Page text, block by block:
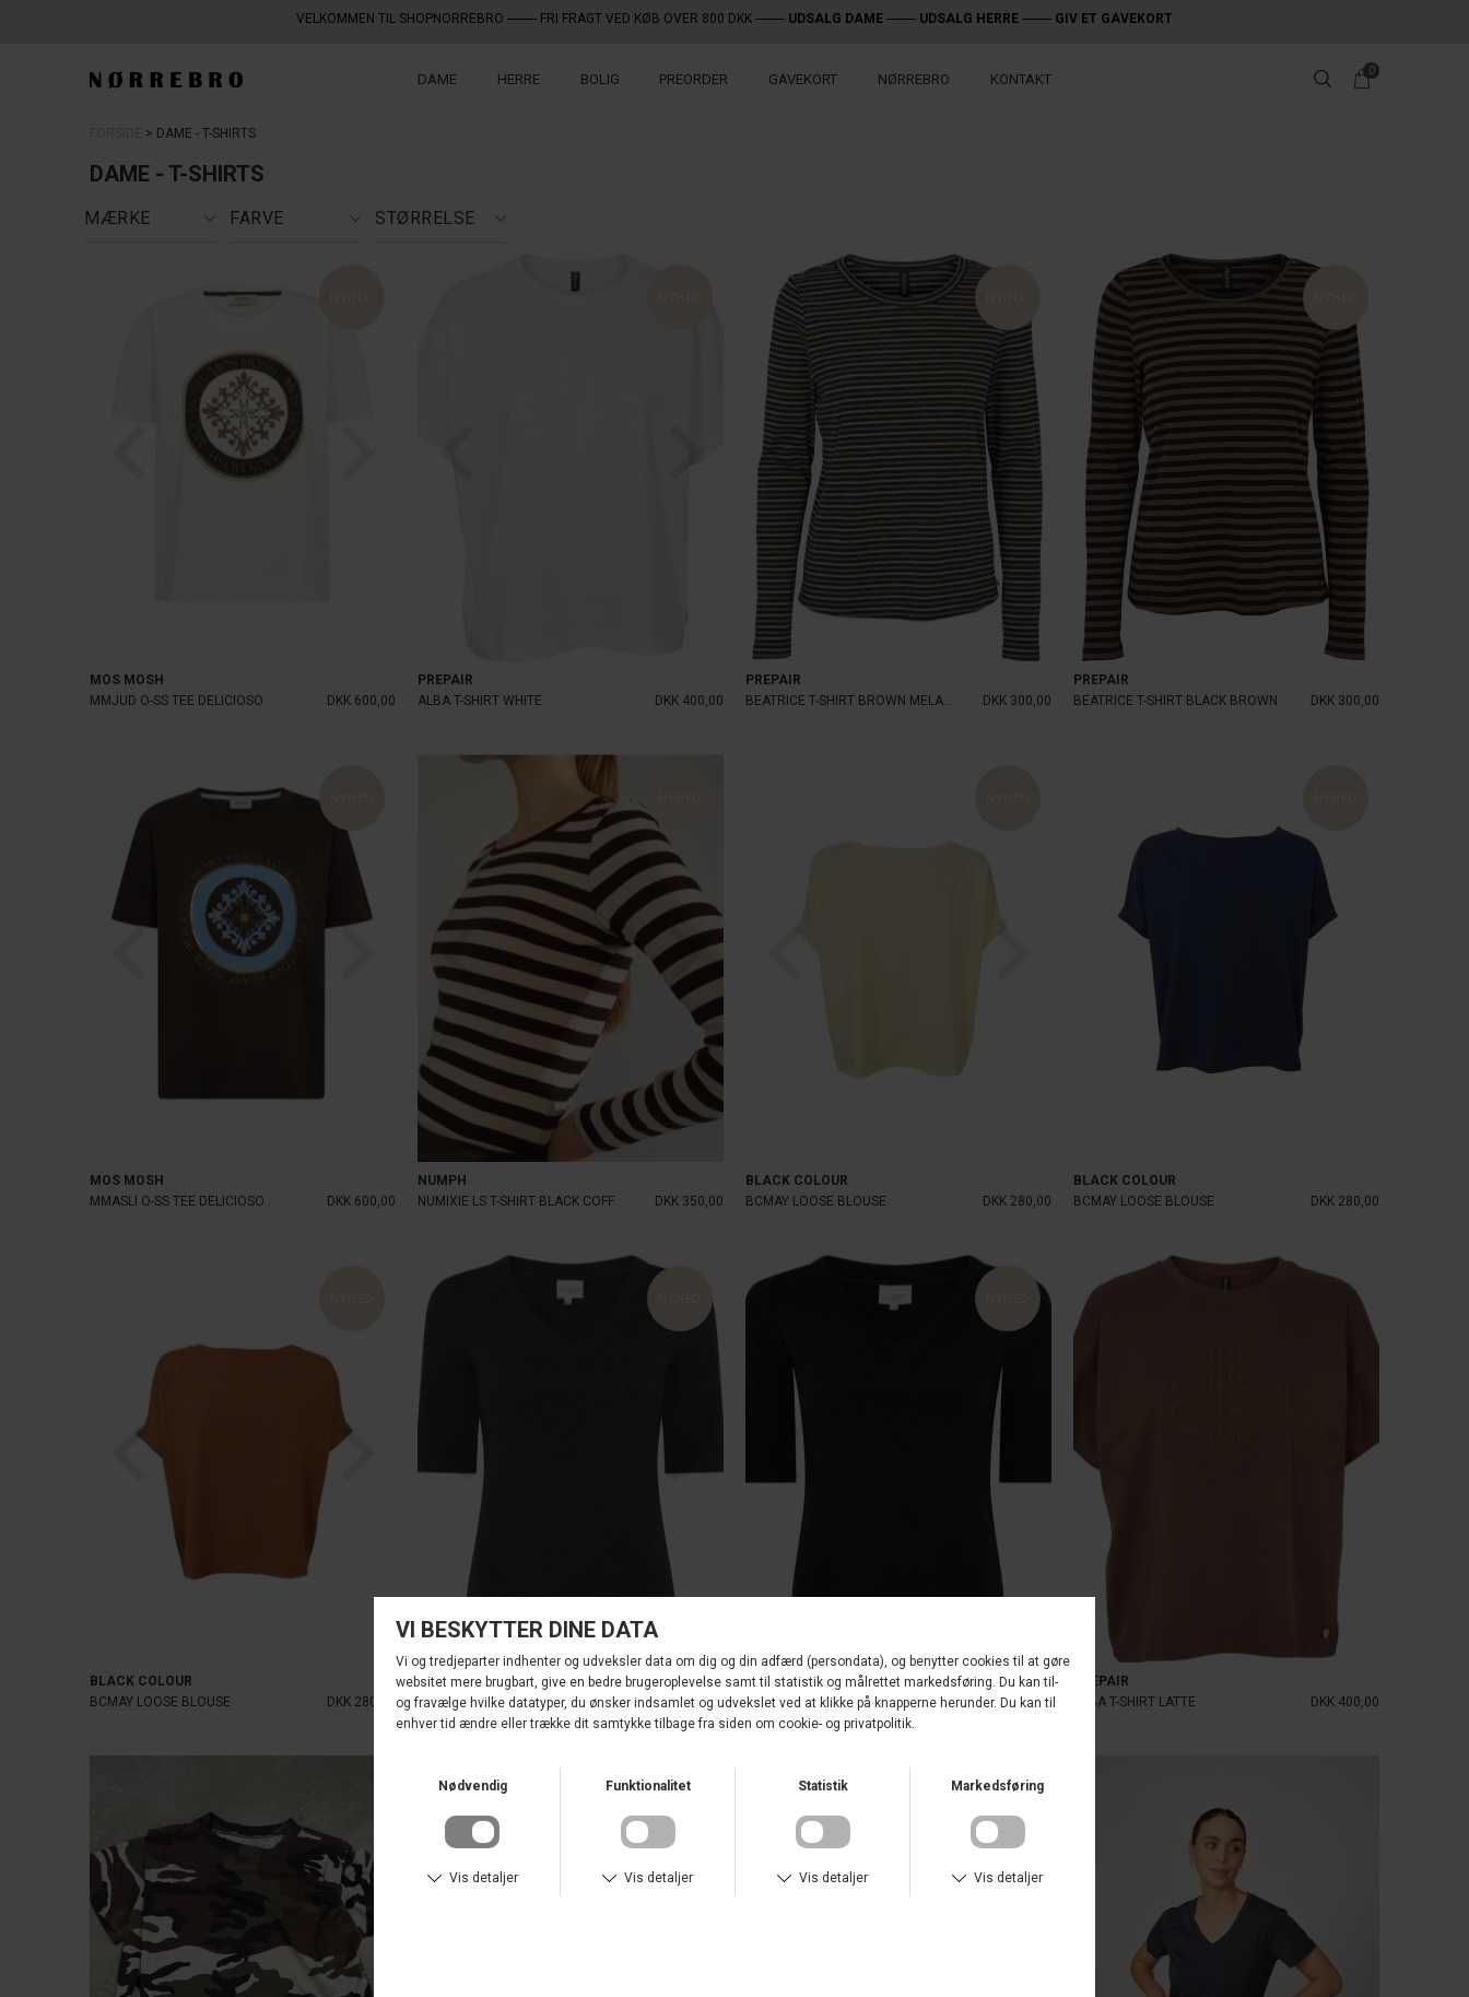
VELKOMMEN TIL SHOPNORREBRO --------- FRI FRAGT VED KØB OVER 800 DKK --------- UDSALG DAME --------- UDSALG HERRE --------- GIV ET GAVEKORT
DAME HERRE BOLIG PREORDER GAVEKORT NØRREBRO KONTAKT
0
DAME - T-SHIRTS
DAME - T-SHIRTS
MÆRKE FARVE STØRRELSE
MOS MOSH
MMJUD O-SS TEE DELICIOSO
DKK 600,00
PREPAIR
ALBA T-SHIRT WHITE
DKK 400,00
PREPAIR
BEATRICE T-SHIRT BROWN MELANGE
DKK 300,00
PREPAIR
BEATRICE T-SHIRT BLACK BROWN
DKK 300,00
MOS MOSH
MMASLI O-SS TEE DELICIOSO
DKK 600,00
NUMPH
NUMIXIE LS T-SHIRT BLACK COFF
DKK 350,00
BLACK COLOUR
BCMAY LOOSE BLOUSE
DKK 280,00
BLACK COLOUR
BCMAY LOOSE BLOUSE
DKK 280,00
BLACK COLOUR
BCMAY LOOSE BLOUSE
DKK 280,00
LA ROUGE
LISA S/S T-SHIRT
DKK 350,00
LA ROUGE
LISA S/S T-SHIRT
DKK 350,00
PREPAIR
ALBA T-SHIRT LATTE
DKK 400,00